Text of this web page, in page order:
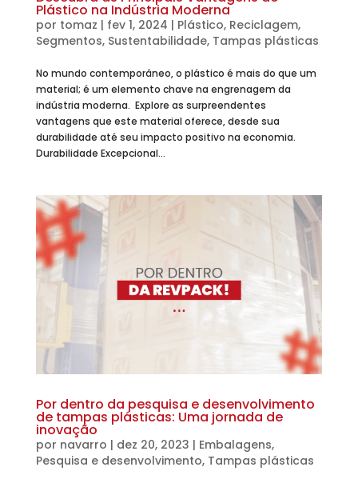
Plástico na Indústria Moderna
por tomaz | fev 1, 2024 | Plástico, Reciclagem,
Segmentos, Sustentabilidade, Tampas plásticas
No mundo contemporâneo, o plástico é mais do que um
material; é um elemento chave na engrenagem da
indústria moderna. Explore as surpreendentes
vantagens que este material oferece, desde sua
durabilidade até seu impacto positivo na economia.
Durabilidade Excepcional...
Por dentro da pesquisa e desenvolvimento
de tampas plásticas: Uma jornada de
inovação
por navarro | dez 20, 2023 | Embalagens,
Pesquisa e desenvolvimento, Tampas plásticas